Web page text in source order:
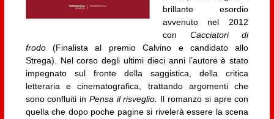
brillante esordio
avvenuto nel 2012
con Cacciatori di
frodo(Finalista al premio Calvino e candidato allo
Strega). Nel corso degli ultimi dieci anni l’autore è stato
impegnato sul fronte della saggistica, della critica
letteraria e cinematografica, trattando argomenti che
sono confluiti in Pensa il risveglio. Il romanzo si apre con
quella che dopo poche pagine si rivelerà essere la scena